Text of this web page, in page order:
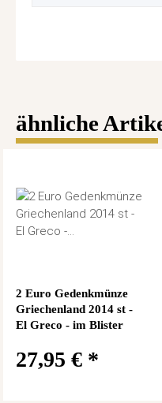
ähnliche
2 Euro Gedenkmünze
Griechenland 2014 st -
El Greco - im Blister
27,95 € *